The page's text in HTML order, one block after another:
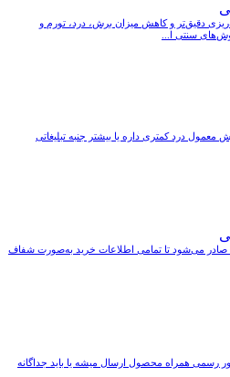
دقیق‌تر و کاهش میزان برش، درد، تورم و
سنتی ا...
معمول درد کمتری داره یا بیشتر جنبه تبلیغاتی
صادر می‌شود تا تمامی اطلاعات خرید به‌صورت شفاف
رسمی همراه محصول ارسال میشه یا باید جداگانه